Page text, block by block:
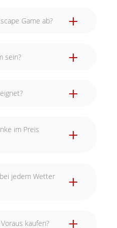
Game ab?
sein?
im Preis
jedem Wetter
kaufen?